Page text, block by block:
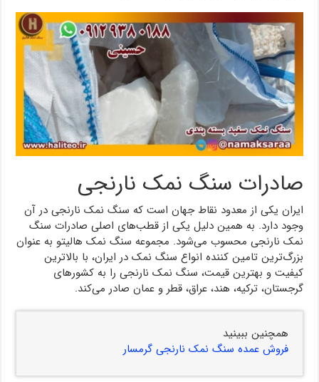
صادرات سنگ نمک نارنجی
ایران یکی از معدود نقاط جهان است که سنگ نمک نارنجی در آن
وجود دارد. به همین دلیل یکی از قطب‌های اصلی صادرات سنگ
نمک نارنجی محسوب می‌شود. مجموعه سنگ نمک هالیتو به عنوان
بزرگ‌ترین تامین کننده انواع سنگ نمک در ایران، با بالاترین
کیفیت و بهترین قیمت، سنگ نمک نارنجی را به کشورهای
گرجستان، ترکیه، هند، عراق، قطر و عمان صادر می‌کند.
همچنین ببینید
فروش عمده سنگ نمک نارنجی گرمسار